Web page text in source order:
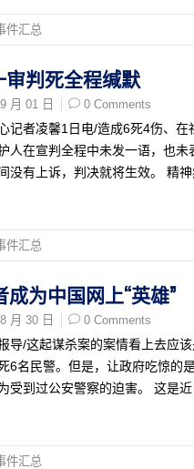
件汇总
审判死全程缄默
月 01 日 0 Comments
记者凌馨1日电/造成6死4伤、
人在宣判全程中未发一语，也
没有上诉，判决就将生效。 精
件汇总
成为中国网上“英雄”
月 30 日 0 Comments
导/这起谋杀案的案情看上去应
6名民警。但是，让政府吃惊的
受到过公安警察的迫害。 这是
件汇总